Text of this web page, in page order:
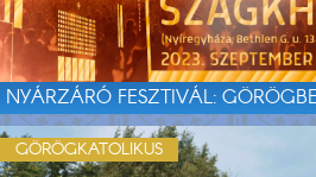
NYÁRZÁRÓ FESZTIVÁL:
GÖRÖGKATOLIKUS